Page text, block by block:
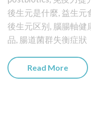
後生元是什麼,益生元
後生元区别, 腦腸軸健
品, 腸道菌群失衡症狀
Read More